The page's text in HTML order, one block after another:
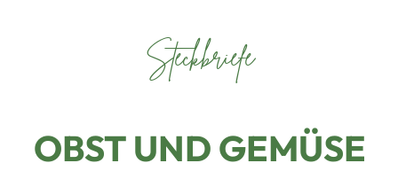
Steckbriefe
OBST UND GEMÜSE